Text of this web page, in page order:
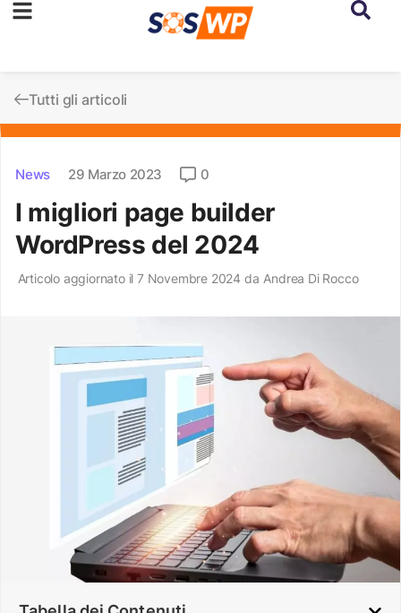
Tutti gli articoli
News 29 Marzo 2023 0
I migliori page builder
WordPress del 2024
Articolo aggiornato il 7 Novembre 2024 da Andrea Di Rocco